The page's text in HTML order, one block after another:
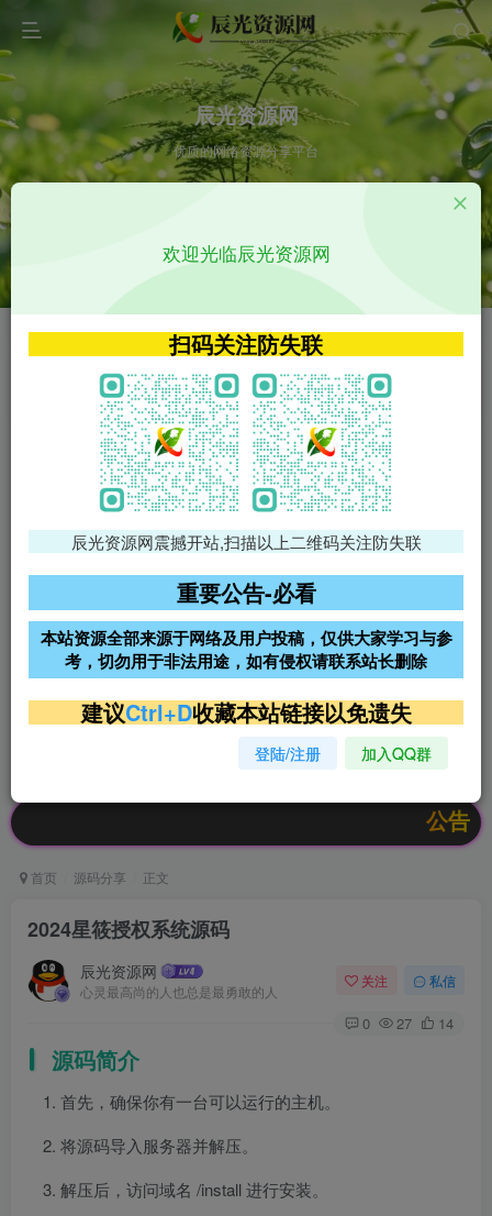
辰光资源网
优质的网络资源分享平台
VIP特权介绍 APP源码
VIP特权介绍
火
VIP特权介绍
影视源码
影视源码
免费领支付宝红包
腾讯轻量4核4G3M服务器38元/
阿里云2核2G200M服务器68元/
年
雨云高防免备案服务器
超低价文字广告位招租 超低价文字广告位招租
超低价文字广告位招租
公告：欢
首页 源码分享 正文
2024星筱授权系统源码
辰光资源网
心灵最高尚的人也总是最勇敢的人
关注 私信
0 27 14
源码简介
首先，确保你有一台可以运行的主机。
将源码导入服务器并解压。
解压后，访问域名 /install 进行安装。
欢迎光临辰光资源网
扫码关注防失联
辰光资源网震撼开站,扫描以上二维码关注防失联
重要公告-必看
本站资源全部来源于网络及用户投稿，仅供大家学习与参
考，切勿用于非法用途，如有侵权请联系站长删除
建议Ctrl+D收藏本站链接以免遗失
登陆/注册 加入QQ群